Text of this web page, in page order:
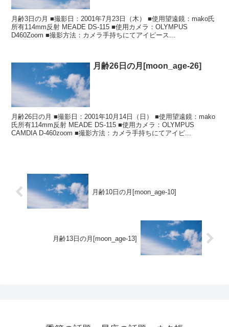
月齢3日の月 ■撮影日：2001年7月23日（木） ■使用望遠鏡：mako氏
所有114mm反射 MEADE DS-115 ■使用カメラ：OLYMPUS
D460Zoom ■撮影方法：カメラ手持ちにてアイピース...
月齢26日の月[moon_age-26]
月齢26日の月 ■撮影日：2001年10月14日（日） ■使用望遠鏡：mako
氏所有114mm反射 MEADE DS-115 ■使用カメラ：OLYMPUS
CAMDIA D-460zoom ■撮影方法：カメラ手持ちにてアイピ...
月齢10日の月[moon_age-10]
月齢13日の月[moon_age-13]